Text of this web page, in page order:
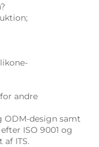
andre
ODM-design samt
ISO 9001 og
af ITS.